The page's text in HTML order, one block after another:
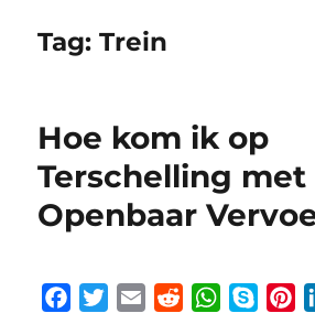
Tag:Trein
Hoe kom ik op
Terschelling
Openbaar
W